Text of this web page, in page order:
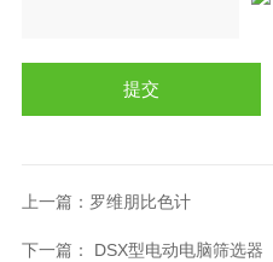
上一篇： 罗维朋比色计
下一篇： DSX型电动电脑筛选器